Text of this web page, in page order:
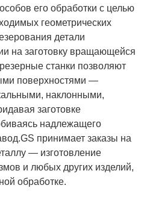
его обработки с целью
геометрических
детали
на заготовку вращающейся
станки позволяют
поверхностями —
наклонными,
заготовке
надлежащего
принимает заказы на
— изготовление
и любых других изделий,
обработке.